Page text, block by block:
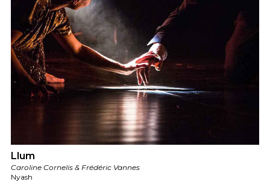
Llum
Caroline Cornelis & Frédéric Vannes
Nyash